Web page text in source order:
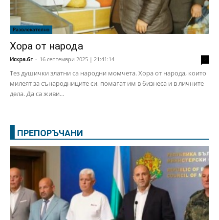
Развлекателно
Хора от народа
Искра.бг - 16 септември 2025 | 21:41:14
Тез душички златни са народни момчета. Хора от народа, които
милеят за сънародниците си, помагат им в бизнеса и в личните
дела. Да са живи...
ПРЕПОРЪЧАНИ